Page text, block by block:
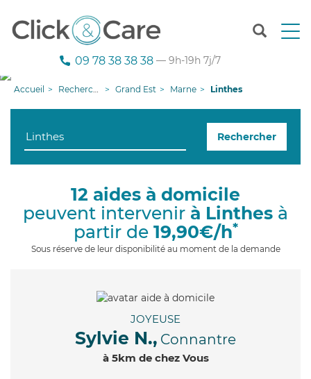
T
n
g
09 78 38 38 38 — 9h-19h 7j/7
Accueil Recherche aide à domicile Grand Est Marne Linthes
Rechercher
12 aides à domicile
peuvent intervenir à Linthes à
partir de 19,90€/h*
Sous réserve de leur disponibilité au moment de la demande
JOYEUSE
Sylvie N., Connantre
à 5km de chez Vous